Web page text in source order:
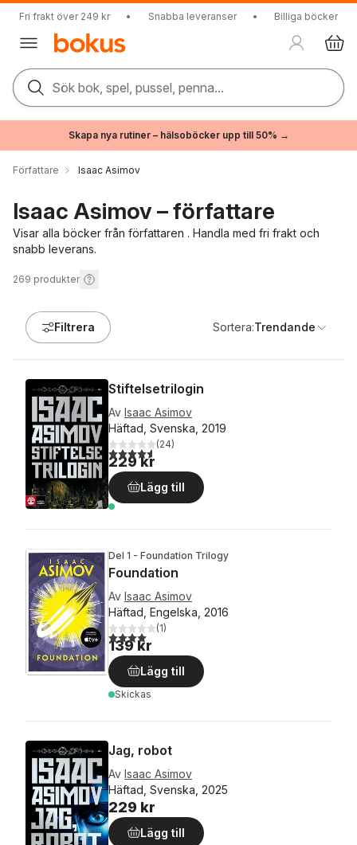
Fri frakt över 249 kr • Snabba leveranser • Billiga böcker
Sök bok, spel, pussel, penna...
Skapa nya rutiner – hälsoböcker upp till 50% →
Författare Isaac Asimov
Isaac Asimov – författare
Visar alla böcker från författaren . Handla med fri frakt och
snabb leverans.
269 produkter
Filtrera Sortera:Trendande
Stiftelsetrilogin
Av Isaac Asimov
Häftad, Svenska, 2019
4,6utav 5 stjärnor. Totalt antal röster:
(24)
229 kr
Lägg till
Del 1 - Foundation Trilogy
Foundation
Av Isaac Asimov
Häftad, Engelska, 2016
4,0utav 5 stjärnor. Totalt antal röster:
(1)
139 kr
Lägg till
Skickas
Jag, robot
Av Isaac Asimov
Häftad, Svenska, 2025
229 kr
Lägg till